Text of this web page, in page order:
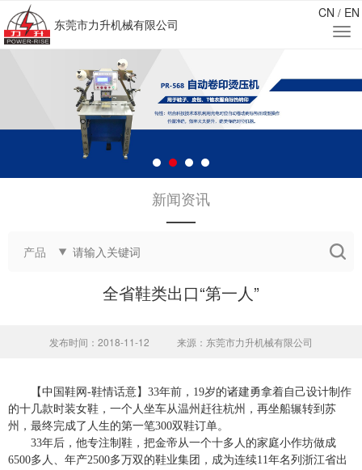
东莞市力升机械有限公司
CN / EN
新闻资讯
——
产品
全省鞋类出口“第一人”
发布时间：2018-11-12 来源：东莞市力升机械有限公司
【中国鞋网 -鞋情话意】 33年前，19岁的诸建勇拿着自己设计制作
的十几款时装女鞋，一个人坐车从温州赶往杭州，再坐船辗转到苏
州，最终完成了人生的第一笔300双鞋订单。
33年后，他专注制鞋，把金帝从一个十多人的家庭小作坊做成
6500多人、年产2500多万双的鞋业集团，成为连续11年名列浙江省出